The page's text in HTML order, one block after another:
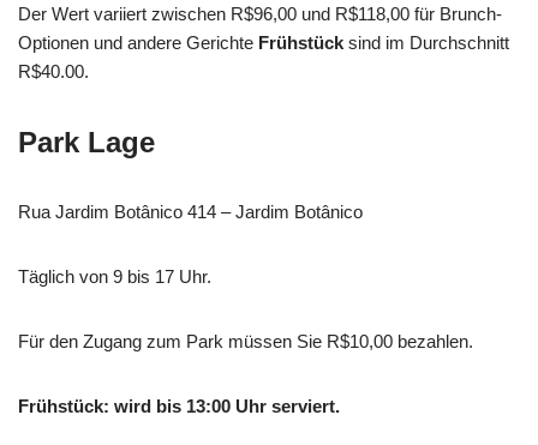
Der Wert variiert zwischen R$96,00 und R$118,00 für Brunch-
Optionen und andere Gerichte Frühstück sind im Durchschnitt
R$40.00.
Park Lage
Rua Jardim Botânico 414 – Jardim Botânico
Täglich von 9 bis 17 Uhr.
Für den Zugang zum Park müssen Sie R$10,00 bezahlen.
Frühstück: wird bis 13:00 Uhr serviert.